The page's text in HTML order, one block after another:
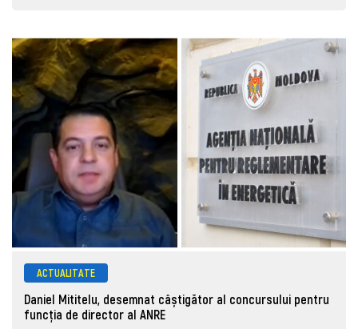
ACTUALITATE
Daniel Mititelu, desemnat câștigător al concursului pentru
funcția de director al ANRE